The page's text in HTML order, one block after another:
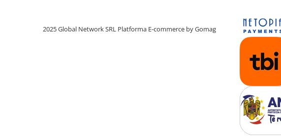
2025 Global Network SRL Platforma E-commerce by Gomag